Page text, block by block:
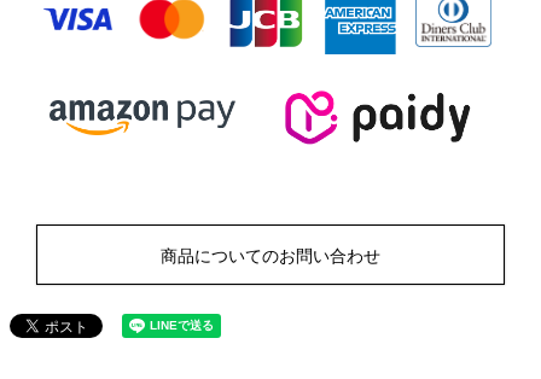
商品についてのお問い合わせ